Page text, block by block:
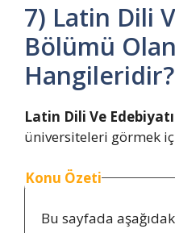
7) Latin Dili
Bölümü
Hangileridir?
Latin Dili Ve Edebiyatı
üniversiteleri görmek
Konu Özeti
Bu sayfada